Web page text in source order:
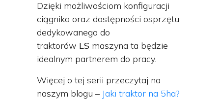
Dzięki możliwościom konfiguracji
ciągnika oraz dostępności osprzętu
dedykowanego do
traktorów LS maszyna ta będzie
idealnym partnerem do pracy.
Więcej o tej serii przeczytaj na
naszym blogu – Jaki traktor na 5ha?